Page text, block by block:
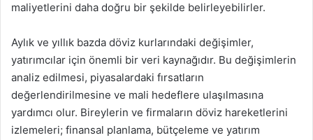
maliyetlerini daha doğru bir şekilde belirleyebilirler.
Aylık ve yıllık bazda döviz kurlarındaki değişimler,
yatırımcılar için önemli bir veri kaynağıdır. Bu değişimlerin
analiz edilmesi, piyasalardaki fırsatların
değerlendirilmesine ve mali hedeflere ulaşılmasına
yardımcı olur. Bireylerin ve firmaların döviz hareketlerini
izlemeleri; finansal planlama, bütçeleme ve yatırım